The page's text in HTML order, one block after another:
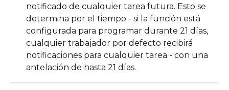
notificado de cualquier tarea futura. Esto se
determina por el tiempo - si la función está
configurada para programar durante 21 días,
cualquier trabajador por defecto recibirá
notificaciones para cualquier tarea - con una
antelación de hasta 21 días.